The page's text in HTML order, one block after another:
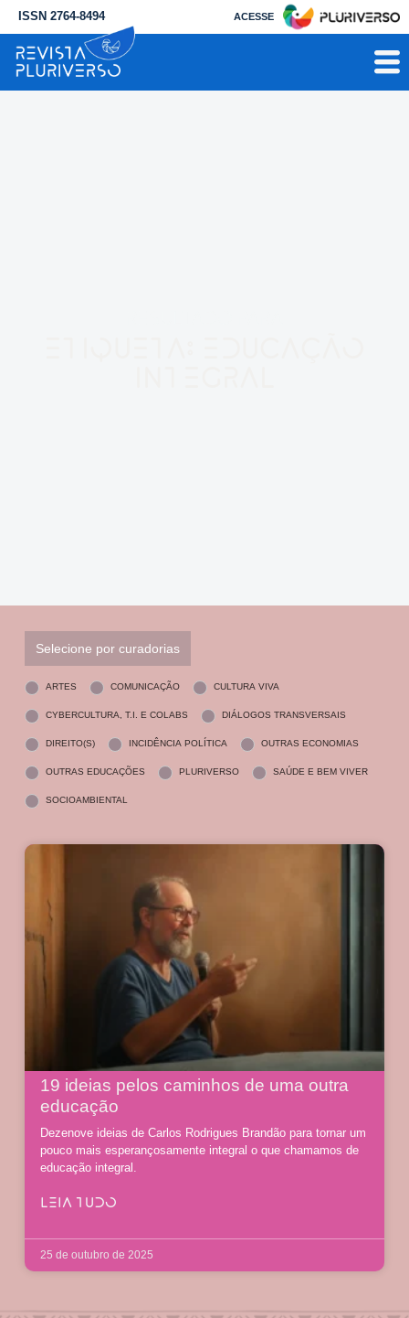
ISSN 2764-8494 ACESSE
Selecione por curadorias
ARTES COMUNICAÇÃO CULTURA VIVA
CYBERCULTURA, T.I. E COLABS DIÁLOGOS TRANSVERSAIS
DIREITO(S) INCIDÊNCIA POLÍTICA OUTRAS ECONOMIAS
OUTRAS EDUCAÇÕES PLURIVERSO SAÚDE E BEM VIVER
SOCIOAMBIENTAL
19 ideias pelos caminhos de uma outra
educação
Dezenove ideias de Carlos Rodrigues Brandão para tornar um
pouco mais esperançosamente integral o que chamamos de
educação integral.
LEIA TUDO
25 de outubro de 2025